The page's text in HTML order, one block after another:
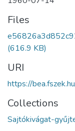
Files
(616.9 KB)
URI
https://
Collections
Sajtókivágat-